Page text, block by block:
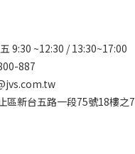
9:30 ~12:30 / 13:30~17:00
887
區新台五路一段75號18樓之7